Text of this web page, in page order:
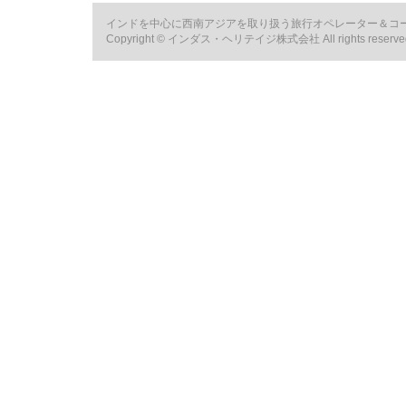
インドを中心に西南アジアを取り扱う旅行オペレーター＆コ
Copyright © インダス・ヘリテイジ株式会社 All rights